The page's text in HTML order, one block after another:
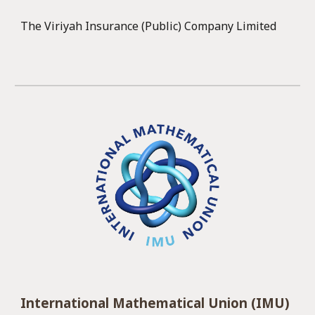
The Viriyah Insurance (Public) Company Limited
International Mathematical Union (IMU)